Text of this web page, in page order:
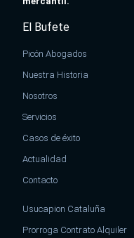
El Bufete
Picón Abogados
Nuestra Historia
Nosotros
Servicios
Casos de éxito
Actualidad
Contacto
Usucapion Cataluña
Prorroga Contrato Alquiler